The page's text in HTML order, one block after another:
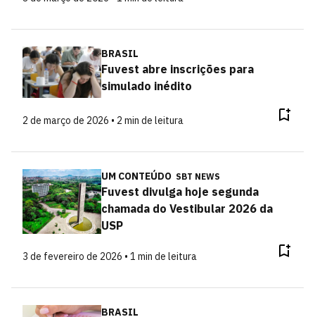
BRASIL
Fuvest abre inscrições para
simulado inédito
2 de março de 2026 • 2 min de leitura
UM CONTEÚDO SBT NEWS
Fuvest divulga hoje segunda
chamada do Vestibular 2026 da
USP
3 de fevereiro de 2026 • 1 min de leitura
BRASIL